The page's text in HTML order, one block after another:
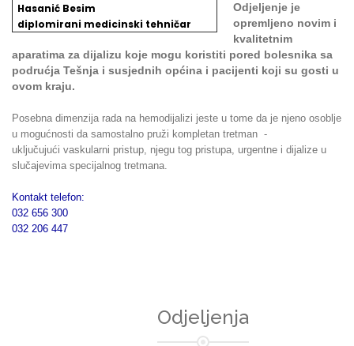
Hasanić Besim
diplomirani medicinski tehničar
Odjeljenje je
opremljeno novim i
kvalitetnim
aparatima za dijalizu koje mogu koristiti pored bolesnika sa
podrućja Tešnja i susjednih općina i pacijenti koji su gosti u
ovom kraju.
Posebna dimenzija rada na hemodijalizi jeste u tome da je njeno osoblje
u mogućnosti da samostalno pruži kompletan tretman -
uključujući vaskularni pristup, njegu tog pristupa, urgentne i dijalize u
slučajevima specijalnog tretmana.
Kontakt telefon:
032 656 300
032 206 447
Odjeljenja